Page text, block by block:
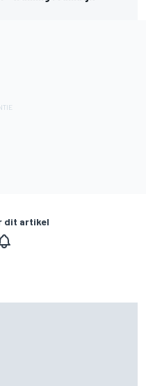
dit artikel